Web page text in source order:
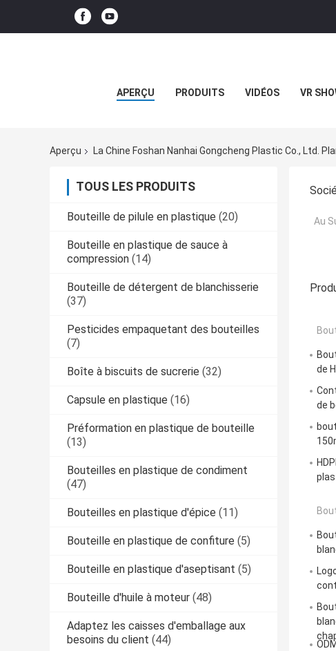
APERÇU PRODUITS VIDÉOS VR
Aperçu La Chine Foshan Nanhai Gongcheng Plastic Co., Ltd.
TOUS LES PRODUITS
Bouteille de pilule en plastique (20)
Bouteille en plastique de sauce à
compression (14)
Bouteille de détergent de blanchisserie
(37)
Pesticides empaquetant des bouteilles
(7)
Boîte à biscuits de sucrerie (32)
Capsule en plastique (16)
Préformation en plastique de bouteille
(13)
Bouteilles en plastique de condiment
(47)
Bouteilles en plastique d'épice (11)
Bouteille en plastique de confiture (5)
Bouteille en plastique d'aseptisant (5)
Bouteille d'huile à moteur (48)
Adaptez les caisses d'emballage aux
besoins du client (44)
Au
de
de